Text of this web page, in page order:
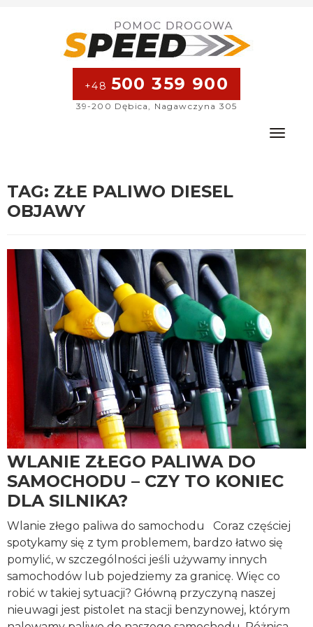
+48 500 359 900
39-200 Dębica, Nagawczyna 305
Toggle
TAG: ZŁE PALIWO DIESEL
OBJAWY
WLANIE ZŁEGO PALIWA DO
SAMOCHODU – CZY TO KONIEC
DLA SILNIKA?
Wlanie złego paliwa do samochodu Coraz częściej
spotykamy się z tym problemem, bardzo łatwo się
pomylić, w szczególności jeśli używamy innych
samochodów lub pojedziemy za granicę. Więc co
robić w takiej sytuacji? Główną przyczyną naszej
nieuwagi jest pistolet na stacji benzynowej, którym